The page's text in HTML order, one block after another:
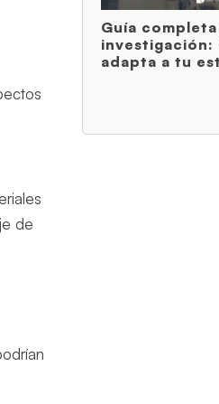
de
Guía
investigación:
adapta a tu